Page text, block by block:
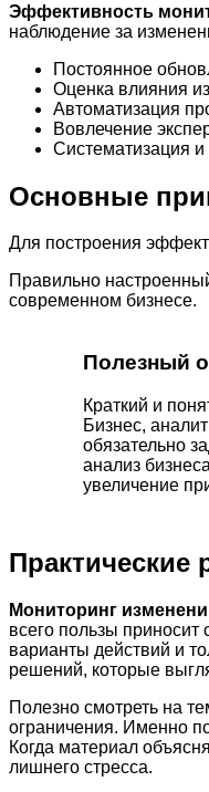
Эффективность
наблюдение за
Постоянное
Оценка влияния
Автоматизация
Вовлечение
Систематизация
Основные
Для построения
Правильно
современном бизнесе.
Полезный
Краткий и
Бизнес,
обязательно
анализ
увеличение
Практические
Мониторинг
всего пользы
варианты действий и
решений, которые
Полезно смотреть на
ограничения. Именно
Когда материал
лишнего стресса.